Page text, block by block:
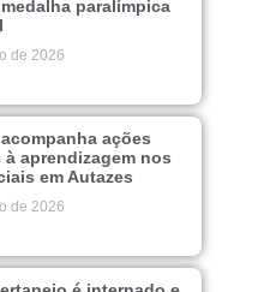
paralímpica
de 2026
ações
aprendizagem nos
em Autazes
de 2026